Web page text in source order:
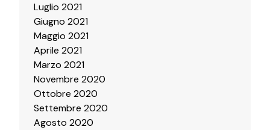
Luglio 2021
Giugno 2021
Maggio 2021
Aprile 2021
Marzo 2021
Novembre 2020
Ottobre 2020
Settembre 2020
Agosto 2020